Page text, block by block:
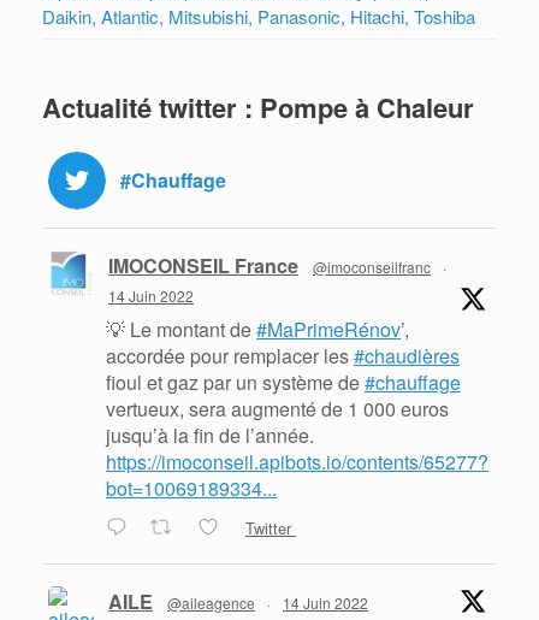
Daikin, Atlantic, Mitsubishi, Panasonic, Hitachi, Toshiba
Actualité twitter : Pompe à Chaleur
#Chauffage
IMOCONSEIL France @imoconseilfranc
·
14 Juin 2022
💡 Le montant de#MaPrimeRénov’,
accordée pour remplacer les#chaudières
fioul et gaz par un système de#chauffage
vertueux, sera augmenté de 1 000 euros
jusqu’à la fin de l’année.
https://imoconseil.apibots.io/contents/65277?
bot=10069189334...
Twitter
AILE @aileagence · 14 Juin 2022